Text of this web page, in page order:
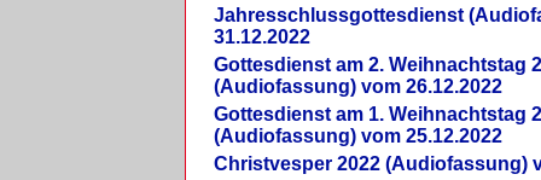
Jahresschlussgottesdienst
31.12.2022
Gottesdienst am 2. Weihnachtstag
(Audiofassung) vom 26.12.2022
Gottesdienst am 1. Weihnachtstag
(Audiofassung) vom 25.12.2022
Christvesper 2022 (Audiofassung)